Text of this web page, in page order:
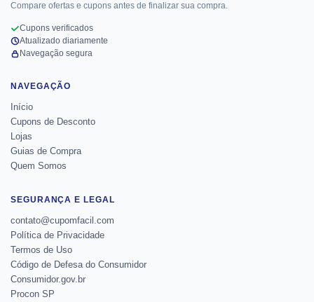
Compare ofertas e cupons antes de finalizar sua compra.
Cupons verificados
Atualizado diariamente
Navegação segura
NAVEGAÇÃO
Início
Cupons de Desconto
Lojas
Guias de Compra
Quem Somos
SEGURANÇA E LEGAL
contato@cupomfacil.com
Política de Privacidade
Termos de Uso
Código de Defesa do Consumidor
Consumidor.gov.br
Procon SP